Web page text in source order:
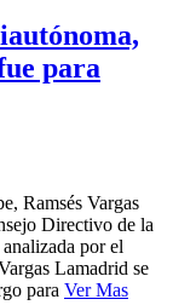
para
Ramsés Vargas
Directivo de la
por el
Lamadrid se
para Ver Mas